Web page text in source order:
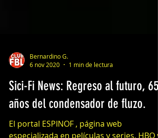
6 nov 2020
1 min de lectura
Sici-Fi News: Regreso al futuro, 65
años del condensador de fluzo.